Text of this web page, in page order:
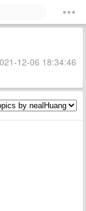
12-06 18:34:46